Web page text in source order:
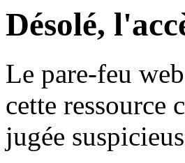
Désolé,
Le pare-feu
cette ressource
jugée